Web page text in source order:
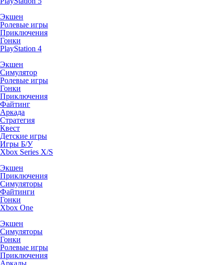
Экшен
Ролевые игры
Приключения
Гонки
PlayStation 4
Экшен
Симулятор
Ролевые игры
Гонки
Приключения
Файтинг
Аркада
Стратегия
Квест
Детские игры
Игры Б/У
Xbox Series X/S
Экшен
Приключения
Симуляторы
Файтинги
Гонки
Xbox One
Экшен
Симуляторы
Гонки
Ролевые игры
Приключения
Аркады